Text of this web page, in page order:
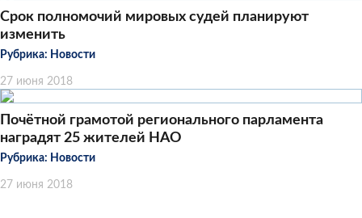
Срок полномочий мировых судей планируют
изменить
Рубрика: Новости
27 июня 2018
Почётной грамотой регионального парламента
наградят 25 жителей НАО
Рубрика: Новости
27 июня 2018